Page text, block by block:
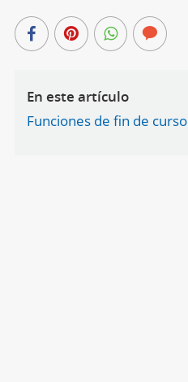
En este artículo
Funciones de fin de curso